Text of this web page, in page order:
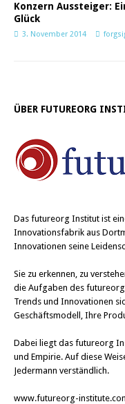
Konzern Aussteiger:
Glück
3. November 2014
ÜBER FUTUREORG
Das futureorg Institut ist
Innovationsfabrik aus
Innovationen seine
Sie zu erkennen, zu
die Aufgaben des
Trends und Innovationen
Geschäftsmodell, Ihre
Dabei liegt das futureorg
und Empirie. Auf diese
Jedermann verständlich.
www.futureorg-